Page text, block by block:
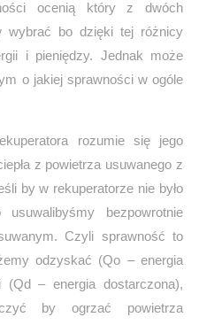
ocenią który z dwóch
wybrać bo dzięki tej różnicy
i pieniędzy. Jednak może
o jakiej sprawności w ogóle
rozumie się jego
z powietrza usuwanego z
by w rekuperatorze nie było
bezpowrotnie
Czyli sprawność to
odzyskać (Qo – energia
(Qd – energia dostarczona),
by ogrzać powietrza